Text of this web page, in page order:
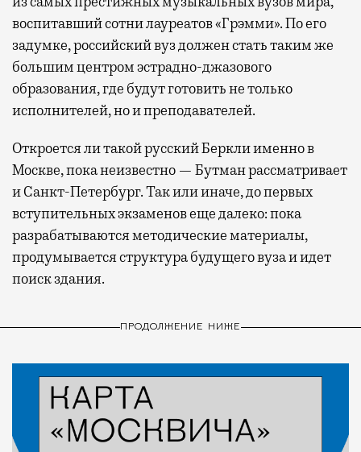
воспитавший сотни лауреатов «Грэмми». По его
задумке, российский вуз должен стать таким же
большим центром эстрадно-джазового
образования, где будут готовить не только
исполнителей, но и преподавателей.
Откроется ли такой русский Беркли именно в
Москве, пока неизвестно — Бутман рассматривает
и Санкт-Петербург. Так или иначе, до первых
вступительных экзаменов еще далеко: пока
разрабатываются методические материалы,
продумывается структура будущего вуза и идет
поиск здания.
ПРОДОЛЖЕНИЕ НИЖЕ